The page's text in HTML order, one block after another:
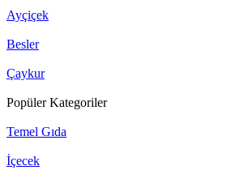
Ayçiçek
Besler
Çaykur
Popüler Kategoriler
Temel Gıda
İçecek